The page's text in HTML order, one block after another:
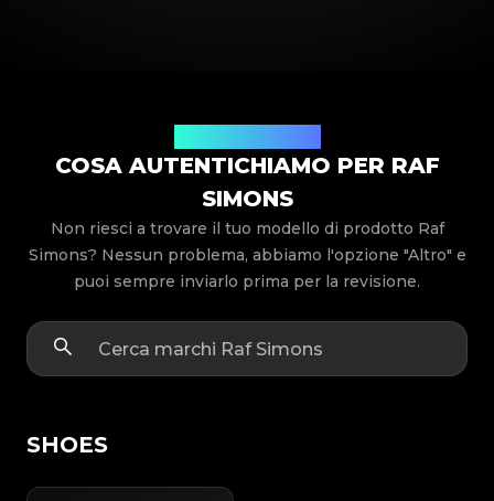
COSA AUTENTICHIAMO PER RAF
SIMONS
Non riesci a trovare il tuo modello di prodotto Raf
Simons? Nessun problema, abbiamo l'opzione "Altro" e
puoi sempre inviarlo prima per la revisione.
SHOES